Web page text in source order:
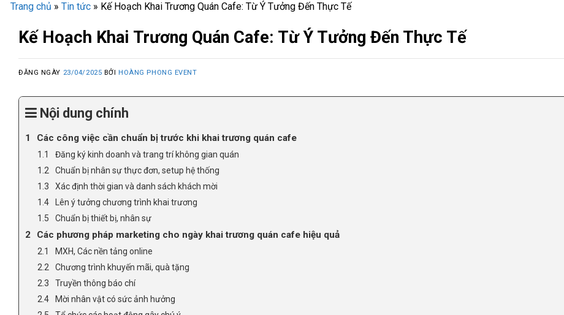
Trang chủ » Tin tức » Kế Hoạch Khai Trương Quán Cafe: Từ Ý Tưởng Đến Thực Tế
Kế Hoạch Khai Trương Quán Cafe: Từ Ý Tưởng Đến Thực Tế
ĐĂNG NGÀY 23/04/2025 BỞI HOÀNG PHONG EVENT
Nội dung chính
Các công việc cần chuẩn bị trước khi khai trương quán cafe
Đăng ký kinh doanh và trang trí không gian quán
Chuẩn bị nhân sự thực đơn, setup hệ thống
Xác định thời gian và danh sách khách mời
Lên ý tưởng chương trình khai trương
Chuẩn bị thiết bị, nhân sự
Các phương pháp marketing cho ngày khai trương quán cafe hiệu quả
MXH, Các nền tảng online
Chương trình khuyến mãi, quà tặng
Truyền thông báo chí
Mời nhân vật có sức ảnh hưởng